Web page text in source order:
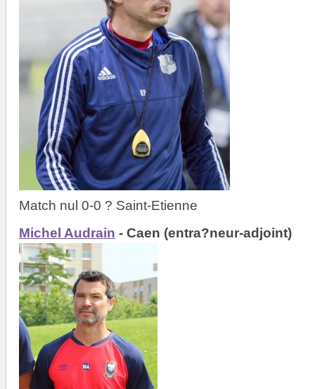
Match nul 0-0 ? Saint-Etienne
Michel Audrain - Caen (entra?neur-adjoint)